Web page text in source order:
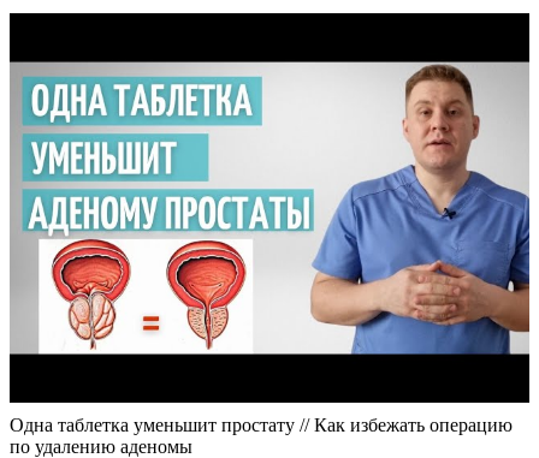
Одна таблетка уменьшит простату // Как избежать операцию
по удалению аденомы